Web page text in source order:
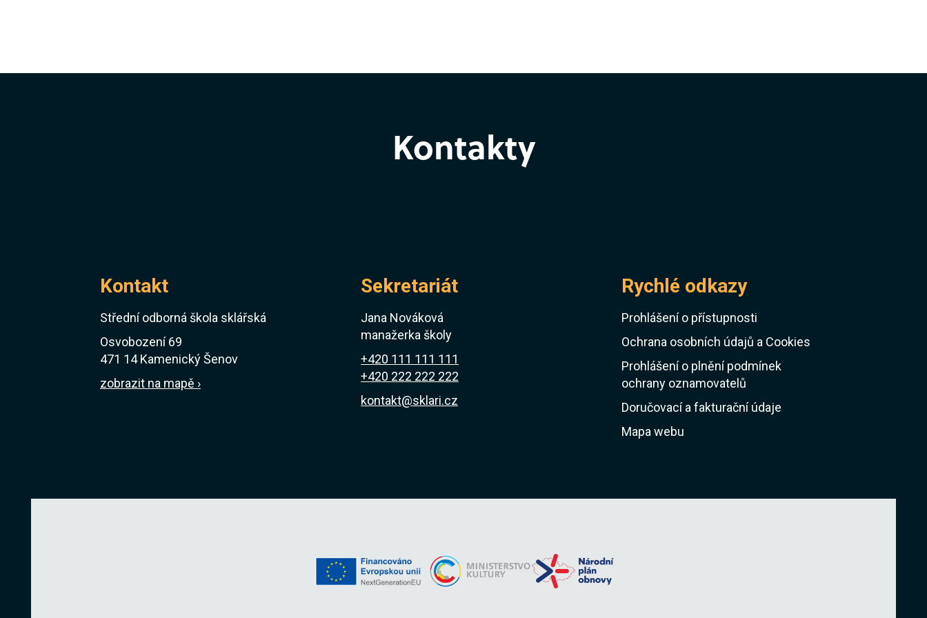
Kontakty
Kontakt
Střední odborná škola sklářská
Osvobození 69
471 14 Kamenický Šenov
zobrazit na mapě ›
Sekretariát
Jana Nováková
manažerka školy
+420 111 111 111
+420 222 222 222
kontakt@sklari.cz
Rychlé odkazy
Prohlášení o přístupnosti
Ochrana osobních údajů a Cookies
Prohlášení o plnění podmínek
ochrany oznamovatelů
Doručovací a fakturační údaje
Mapa webu